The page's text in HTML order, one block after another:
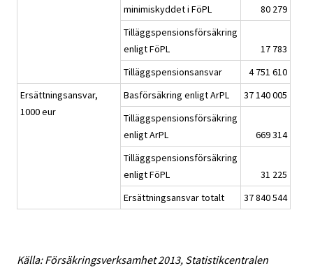
minimiskyddet i FöPL
80 279
Tilläggspensionsförsäkring
enligt FöPL
17 783
Tilläggspensionsansvar
4 751 610
Ersättningsansvar,
1000 eur
Basförsäkring enligt ArPL
37 140 005
Tilläggspensionsförsäkring
enligt ArPL
669 314
Tilläggspensionsförsäkring
enligt FöPL
31 225
Ersättningsansvar totalt
37 840 544
Källa: Försäkringsverksamhet 2013, Statistikcentralen